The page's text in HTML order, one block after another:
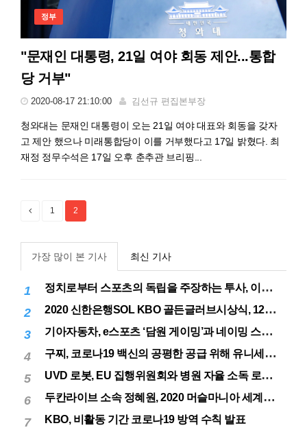
정부
"문재인 대통령, 21일 여야 회동 제안...통합
당 거부"
2020-08-17 21:10:00 김선규 편집본부장
청와대는 문재인 대통령이 오는 21일 여야 대표와 회동을 갖자
고 제안 했으나 미래통합당이 이를 거부했다고 17일 밝혔다. 최
재정 정무수석은 17일 오후 춘추관 브리핑...
1 2
가장 많이 본 기사 최신 기사
1 정치로부터 스포츠의 독립을 주장하는 투사, 이기흥 대한체육회장 연임 성공
2 2020 신한은행SOL KBO 골든글러브시상식, 12월 11일(금) 시행
3 기아자동차, e스포츠 ‘담원 게이밍’과 네이밍 스폰서십 체결
4 구찌, 코로나19 백신의 공평한 공급 위해 유니세프에 50만달러 기부
5 UVD 로봇, EU 집행위원회와 병원 자율 소독 로봇 200대 공급 계약
6 두칸라이브 소속 정혜원, 2020 머슬마니아 세계대회 우승
7 KBO, 비활동 기간 코로나19 방역 수칙 발표